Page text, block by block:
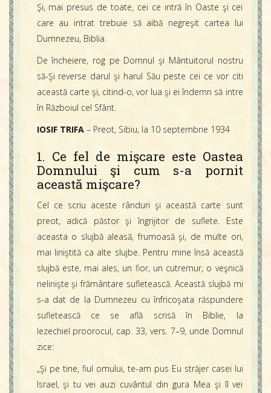
Şi, mai presus de toate, cei ce intră în Oaste şi cei
care au intrat trebuie să aibă negreşit cartea lui
Dumnezeu, Biblia.
De încheiere, rog pe Domnul şi Mântuitorul nostru
să-Şi reverse darul şi harul Său peste cei ce vor citi
această carte şi, citind-o, vor lua şi ei îndemn să intre
în Războiul cel Sfânt.
IOSIF TRIFA– Preot, Sibiu, la 10 septembrie 1934
1. Ce fel de mişcare este Oastea
Domnului şi cum s-a pornit
această mişcare?
Cel ce scriu aceste rânduri şi această carte sunt
preot, adică păstor şi îngrijitor de suflete. Este
aceasta o slujbă aleasă, frumoasă şi, de multe ori,
mai liniştită ca alte slujbe. Pentru mine însă această
slujbă este, mai ales, un fior, un cutremur, o veşnică
nelinişte şi frământare sufletească. Această slujbă mi
s-a dat de la Dumnezeu cu înfricoşata răspundere
sufletească ce se află scrisă în Biblie, la
Iezechiel proorocul, cap. 33, vers. 7–9, unde Domnul
zice:
„Şi pe tine, fiul omului, te-am pus Eu străjer casei lui
Israel, şi tu vei auzi cuvântul din gura Mea şi îl vei